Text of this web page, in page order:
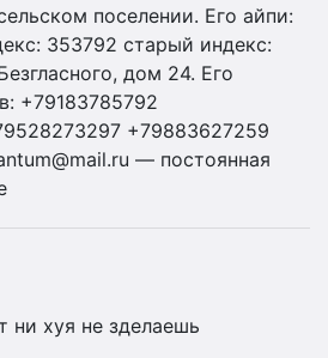
поселении. Его айпи:
353792 старый индекс:
дом 24. Его
+79183785792
+79883627259
— постоянная
ни хуя не зделаешь